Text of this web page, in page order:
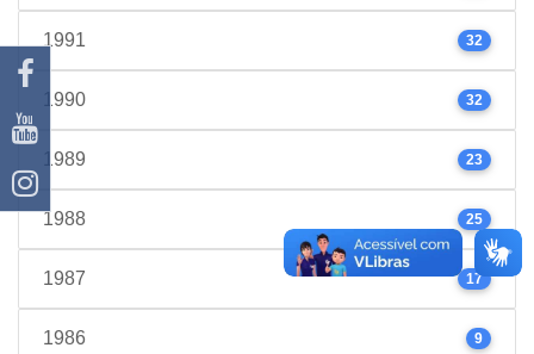
1991 32
1990 32
1989 23
1988 25
1987 17
1986 9